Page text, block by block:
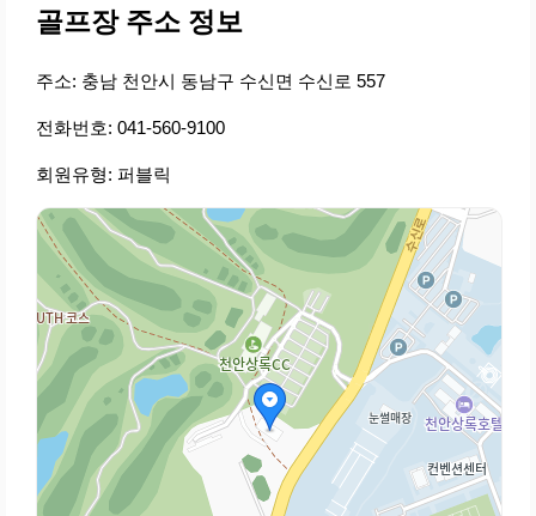
골프장 주소 정보
주소: 충남 천안시 동남구 수신면 수신로 557
전화번호: 041-560-9100
회원유형: 퍼블릭